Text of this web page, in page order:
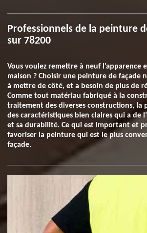
Professionnels de la peinture
sur 78200
Vous voulez remettre à neuf l’apparence
maison ? Choisir une peinture de façade
à mettre de côté, et a besoin de plus de
Comme tout matériau fabriqué à la
traitement des diverses constructions, la
des caractéristiques bien claires qui a de
et sa durabilité. Ce qui est important et
favoriser la peinture qui est le plus
façade.